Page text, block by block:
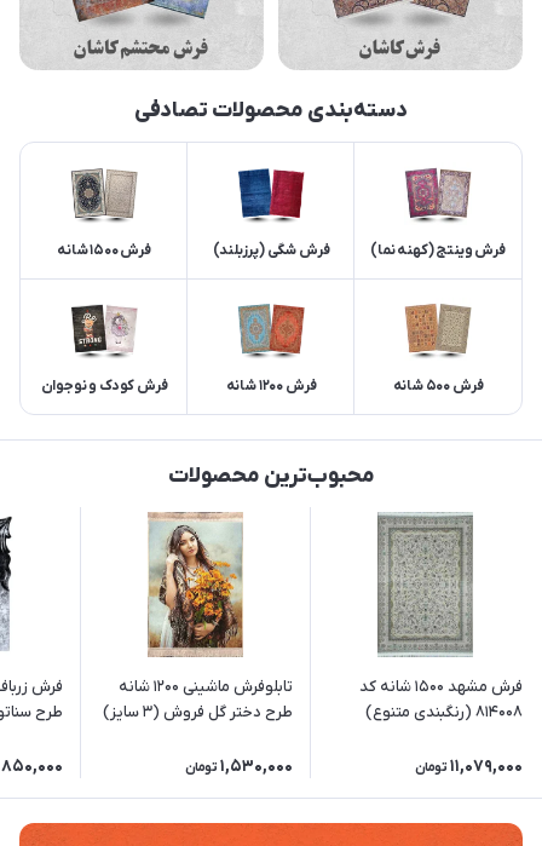
دسته‌بندی محصولات تصادفی
فرش وینتج (کهنه نما) فرش شگی (پرزبلند) فرش 1500 شانه
فرش 500 شانه فرش 1200 شانه فرش کودک و نوجوان
محبوب‌ترین محصولات
فرش مشهد 1500 شانه کد
814008 (رنگبندی متنوع)
11,079,000 تومان
تابلوفرش ماشینی 1200 شانه
طرح دختر گل فروش (3 سایز)
1,530,000 تومان
فرش
طرح